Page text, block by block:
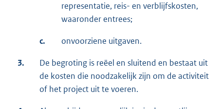
representatie, reis- en verblijfskosten,
waaronder entrees;
c. onvoorziene uitgaven.
3.
De begroting is reëel en sluitend en bestaat uit
de kosten die noodzakelijk zijn om de activiteit
of het project uit te voeren.